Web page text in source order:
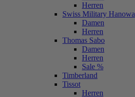
Herren
Swiss Military Hanowa
Damen
Herren
Thomas Sabo
Damen
Herren
Sale %
Timberland
Tissot
Herren